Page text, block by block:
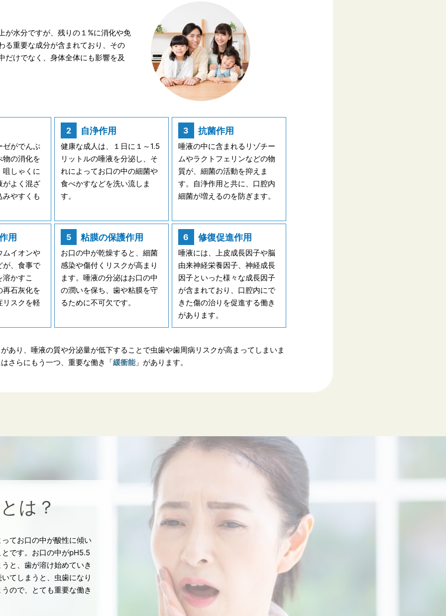
が水分ですが、残りの１%に消化や免
る重要な成分が含まれており、その
だけでなく、身体全体にも影響を及
ゼがでんぷ
物の消化を
咀しゃくに
がよく混ざ
みやすくも
自浄作用
健康な成人は、１日に１～1.5
リットルの唾液を分泌し、そ
れによってお口の中の細菌や
食べかすなどを洗い流しま
す。
抗菌作用
唾液の中に含まれるリゾチー
ムやラクトフェリンなどの物
質が、細菌の活動を抑えま
す。自浄作用と共に、口腔内
細菌が増えるのを防ぎます。
用
ムイオンや
が、食事で
かすこ
再石灰化を
リスクを軽
粘膜の保護作用
お口の中が乾燥すると、細菌
感染や傷付くリスクが高まり
ます。唾液の分泌はお口の中
の潤いを保ち、歯や粘膜を守
るために不可欠です。
修復促進作用
唾液には、上皮成長因子や脳
由来神経栄養因子、神経成長
因子といった様々な成長因子
が含まれており、口腔内にで
きた傷の治りを促進する働き
があります。
あり、唾液の質や分泌量が低下することで虫歯や歯周病リスクが高まってしまいま
さらにもう一つ、重要な働き「緩衝能」があります。
とは？
てお口の中が酸性に傾い
です。お口の中がpH5.5
と、歯が溶け始めていき
てしまうと、虫歯になり
ので、とても重要な働き